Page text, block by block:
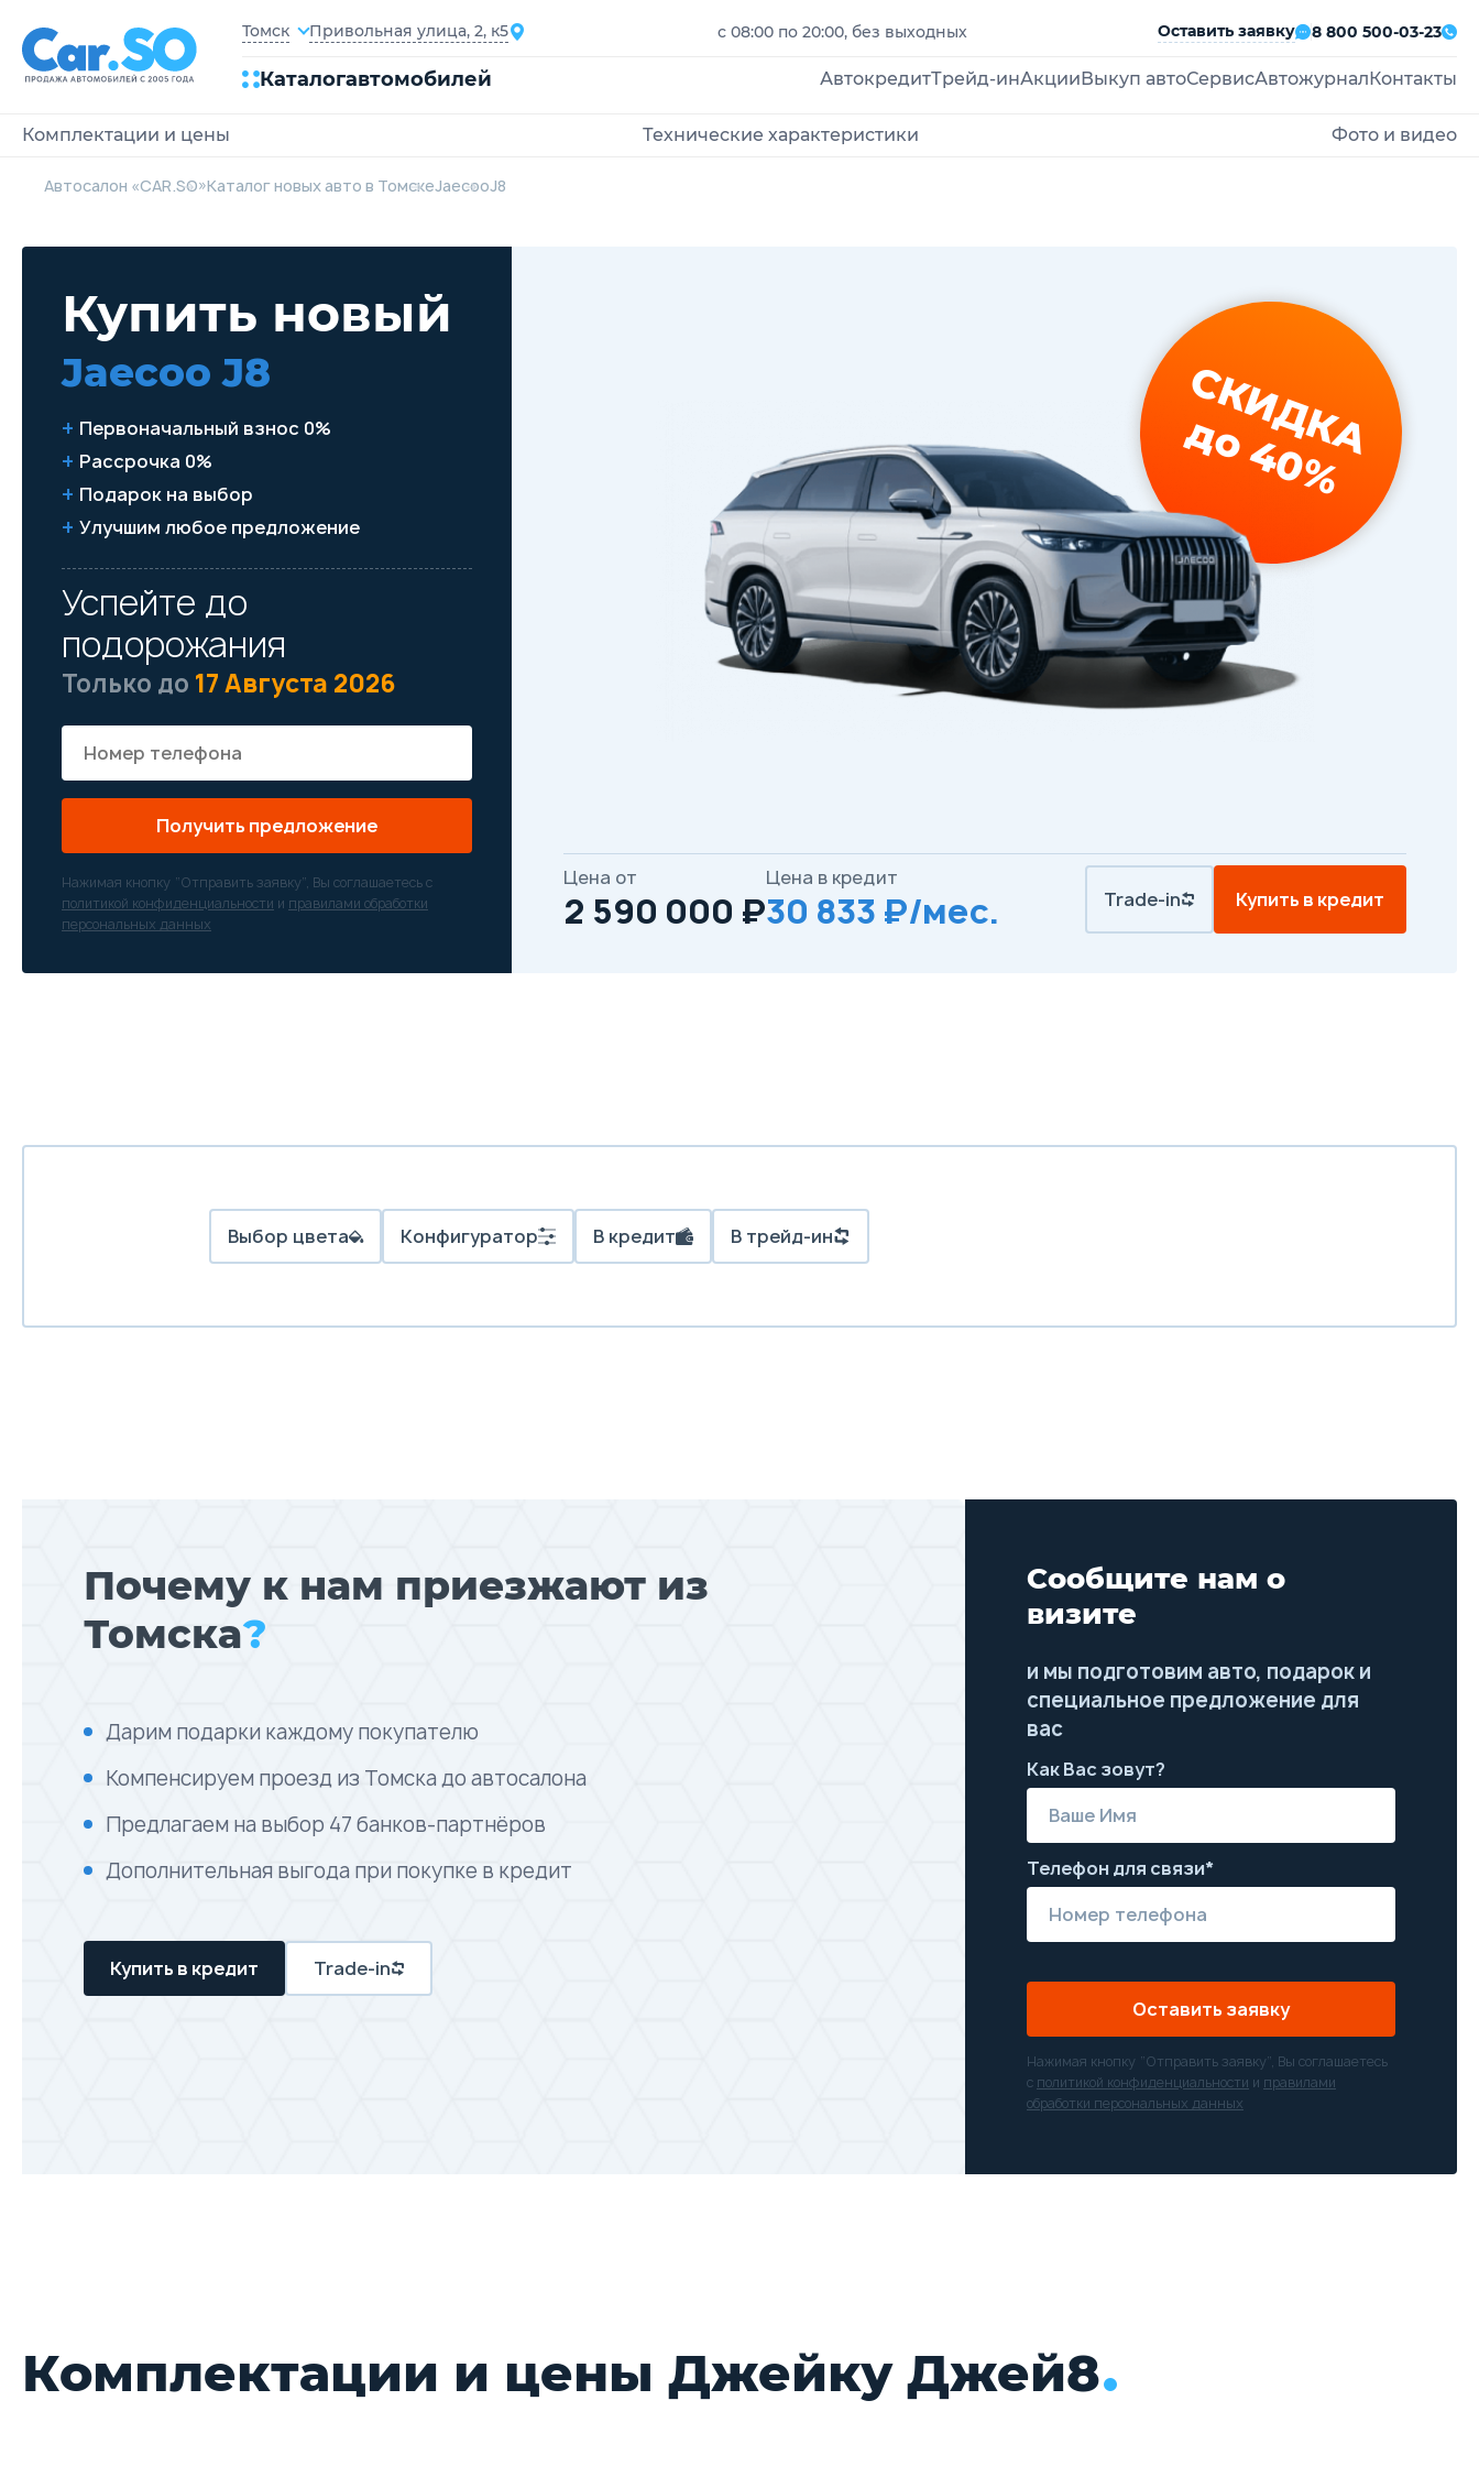
Томск Привольная улица, 2, к5 с 08:00 по 20:00, без выходных Оставить заявку 8 800 500-03-23
Каталогавтомобилей АвтокредитТрейд-инАкции Выкуп автоСервисАвтожурнал Контакты
Комплектации и цены Технические характеристики Фото и видео
Автосалон «CAR.SO»Каталог новых авто в ТомскеJaecooJ8
Купить новый
Jaecoo J8
Первоначальный взнос 0%
Рассрочка 0%
Подарок на выбор
Улучшим любое предложение
Успейте до
подорожания
Только до 17 Августа 2026
Получить предложение
Нажимая кнопку “Отправить заявку”, Вы соглашаетесь с
политикой конфиденциальности и правилами обработки
персональных данных
СКИДКА
до 40%
Цена от
2 590 000 ₽
Цена в кредит
30 833 ₽/мес. Trade-in Купить в кредит
Выбор цвета Конфигуратор В кредит В трейд-ин
Почему к нам приезжают из
Томска?
Дарим подарки каждому покупателю
Компенсируем проезд из Томска до автосалона
Предлагаем на выбор 47 банков-партнёров
Дополнительная выгода при покупке в кредит
Купить в кредит Trade-in
Сообщите нам о
визите
и мы подготовим авто, подарок и
специальное предложение для
вас
Как Вас зовут?
Телефон для связи*
Оставить заявку
Нажимая кнопку “Отправить заявку”, Вы соглашаетесь
с политикой конфиденциальности и правилами
обработки персональных данных
Комплектации и цены Джейку Джей8